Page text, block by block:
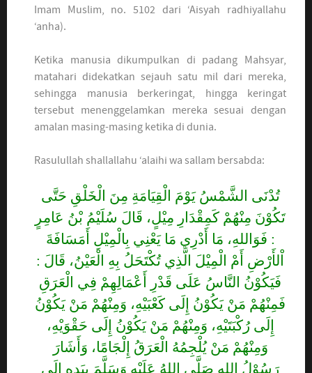
Imam Muslim, no. 5102 dari ‘Aisyah radhiyallahu
‘anha).
Ketika manusia dikumpulkan di padang Mahsyar,
matahari didekatkan sejauh satu mil dari mereka,
sehingga manusia berkeringat, hingga keringat
tersebut menenggelamkan mereka sesuai dengan
amalan masing-masing ketika di dunia.
Rasulullah shallallahu ‘alaihi wa sallam bersabda:
تُدْنَى الشَّمْسُ يَوْمَ الْقِيَامَةِ مِنَ الْخَلْقِ حَتَّى
تَكُوْنَ مِنْهُمْ كَمِقْدَارِ مِيْلٍ، قَالَ سُلَيْمُ بْنُ عَامِرٍ
: فَوَاللهِ، مَا أَدْرِي مَا يَعْنِي بِالْمِيْلِ أَمَسَافَةَ
اْلأَرْضِ أَمْ الْمِيْلَ الَّذِي تُكْتَحَلُ بِهِ الْعَيْنُ، قَالَ :
فَيَكُوْنُ النَّاسُ عَلَى قَدْرِ أَعْمَالِهِمْ فِي الْعَرَقِ
فَمِنْهُمْ مَنْ يَكُوْنُ إِلَى كَعْبَيْهِ، وَمِنْهُمْ مَنْ يَكُوْنُ
إِلَى رُكْبَتَيْهِ، وَمِنْهُمْ مَنْ يَكُوْنُ إِلَى حَقْوَيْهِ،
وَمِنْهُمْ مَنْ يُلْجِمُهُ الْعَرَقُ إِلْجَامًا، وَأَشَارَ
رَسُوْلُ اللهِ صَلَّى اللهُ عَلَيْهِ وَسَلَّمَ بِيَدِهِ إِلَى